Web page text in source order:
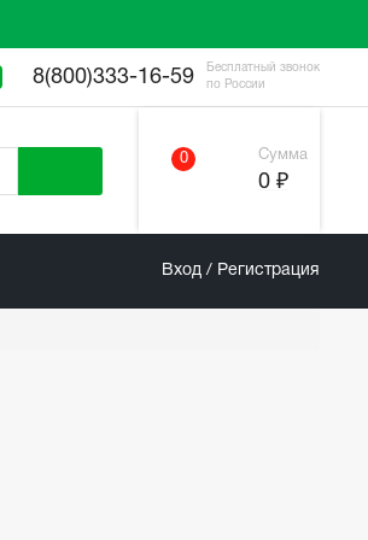
8(800)333-16-59
Бесплатный звонок
по России
0 Сумма
0 ₽
Вход / Регистрация